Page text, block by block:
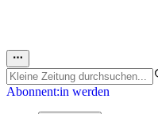
Abonnent:in werden